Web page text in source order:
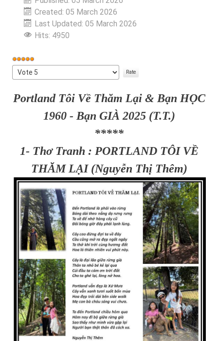
Created: 05 March 2026
Last Updated: 05 March 2026
Hits: 4950
User
Rating:
Please
Rate
Portland Tôi Về Thăm Lại & Bạn HỌC
1960 - Bạn GIÀ 2025 (T.T.)
*****
1- Thơ Tranh : PORTLAND TÔI VỀ
THĂM LẠI (Nguyễn Thị Thêm)